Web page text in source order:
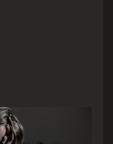
médica: saiba
casos